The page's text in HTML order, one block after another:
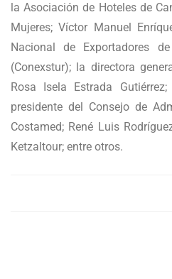
la Asociación de Hoteles de
Mujeres; Víctor Manuel
Nacional de Exportadores
(Conexstur); la directora
Rosa Isela Estrada
presidente del Consejo de
Costamed; René Luis
Ketzaltour; entre otros.